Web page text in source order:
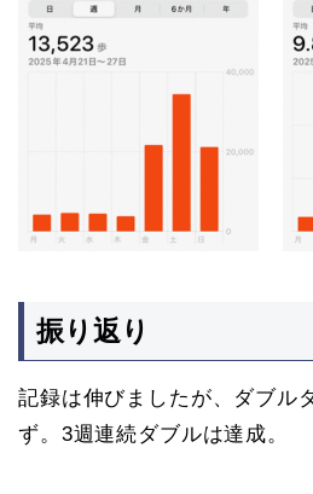
振り返り
記録は伸びましたが、ダブル
ず。3週連続ダブルは達成。